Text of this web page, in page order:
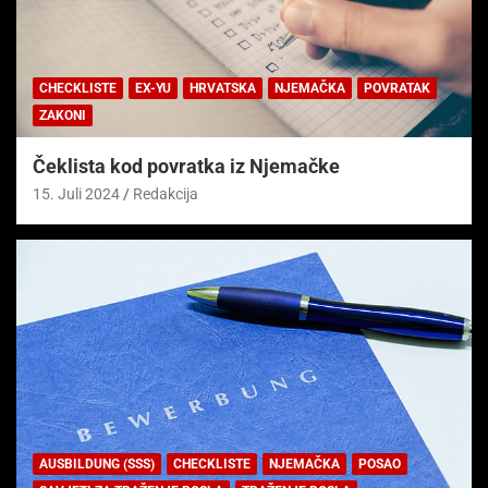
CHECKLISTE EX-YU HRVATSKA NJEMAČKA
POVRATAK
ZAKONI
Čeklista kod povratka iz Njemačke
15. Juli 2024 Redakcija
AUSBILDUNG (SSS) CHECKLISTE NJEMAČKA
POSAO